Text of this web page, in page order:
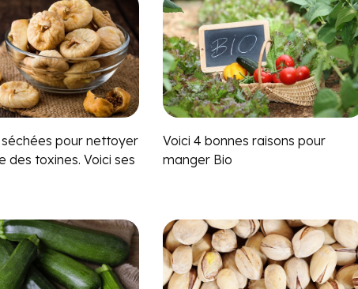
pour nettoyer
des toxines. Voici ses
Voici 4 bonnes raisons pour
manger Bio